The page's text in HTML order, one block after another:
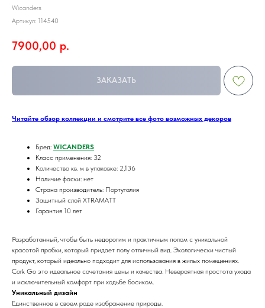
Wicanders
Артикул: 114540
7900,00 р.
ЗАКАЗАТЬ
Читайте обзор коллекции и смотрите все фото возможных декоров
Бред: WICANDERS
Класс применения: 32
Количество кв. м в упаковке: 2,136
Наличие фаски: нет
Страна производитель: Португалия
Защитный слой XTRAMATT
Гарантия 10 лет
Разработанный, чтобы быть недорогим и практичным полом с уникальной
красотой пробки, который придает полу отличный вид. Экологически чистый
продукт, который идеально подходит для использования в жилых помещениях.
Cork Go это идеальное сочетания цены и качества. Невероятная простота ухода
и исключительный комфорт при ходьбе босиком.
Уникальный дизайн
Единственное в своем роде изображение природы.